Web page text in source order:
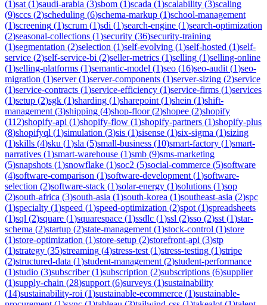
(1)sat (1)saudi-arabia (3)sbom (1)scada (1)scalability (3)scaling
(9)sccs (2)scheduling (6)schema-markup (1)school-management
(1)screening (1)scrum (1)sdi (1)search-engine (1)search-optimization
(2)seasonal-collections (1)security (36)security-training
(1)segmentation (2)selection (1)self-evolving (1)self-hosted (1)self-
service (2)self-service-bi (2)seller-metrics (1)selling (1)selling-online
(1)selling-platforms (1)semantic-model (1)seo (16)seo-audit (1)seo-
migration (1)server(1)server-components (1)server-sizing (2)service
(1)service-contracts (1)service-efficiency (1)service-firms (1)services
(1)setup (2)sgk (1)sharding (1)sharepoint (1)shein (1)shift-
management (3)shipping (4)shop-floor(2)shopee (2)shopify
(112)shopify-api (1)shopify-flow (1)shopify-partners (1)shopify-plus
(8)shopifyql (1)simulation (3)sis (1)sisense (1)six-sigma (1)sizing
(1)skills (4)sku (1)sla (5)small-business (10)smart-factory (1)smart-
narratives (1)smart-warehouse (1)smb (9)sms-marketing
(5)snapshots (1)snowflake (1)soc2 (5)social-commerce (5)software
(4)software-comparison (1)software-development (1)software-
selection (2)software-stack (1)solar-energy (1)solutions (1)sop
(2)south-africa (3)south-asia (1)south-korea (1)southeast-asia (2)spc
(1)specialty (1)speed (1)speed-optimization (2)spot (1)spreadsheets
(1)sql (2)square (1)squarespace (1)ssdlc (1)ssl (2)sso (2)sst (1)star-
schema (2)startup (2)state-management (1)stock-control (1)store
(1)store-optimization (1)store-setup (2)storefront-api (3)stp
(1)strategy (35)streaming (4)stress-test (1)stress-testing (1)stripe
(2)structured-data (1)student-management (2)student-performance
(1)studio (3)subscriber(1)subscription (2)subscriptions (6)supplier
(1)supply-chain (28)support (6)surveys (1)sustainability
(14)sustainability-roi (1)sustainable-ecommerce (1)sustainable-